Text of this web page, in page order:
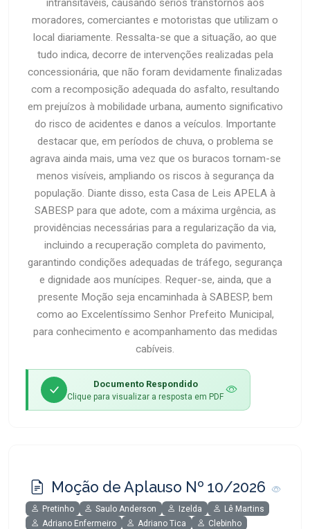
intransitáveis, causando sérios transtornos aos
moradores, comerciantes e motoristas que utilizam o
local diariamente. Ressalta-se que a situação, ao que
tudo indica, decorre de intervenções realizadas pela
concessionária, que não foram devidamente finalizadas
com a recomposição adequada do asfalto, resultando
em prejuízos à mobilidade urbana, aumento significativo
do risco de acidentes e danos a veículos. Importante
destacar que, em períodos de chuva, o problema se
agrava ainda mais, uma vez que os buracos tornam-se
menos visíveis, ampliando os riscos à segurança da
população. Diante disso, esta Casa de Leis APELA à
SABESP para que adote, com a máxima urgência, as
providências necessárias para a regularização da via,
incluindo a recuperação completa do pavimento,
garantindo condições adequadas de tráfego, segurança
e dignidade aos munícipes. Requer-se, ainda, que a
presente Moção seja encaminhada à SABESP, bem
como ao Excelentíssimo Senhor Prefeito Municipal,
para conhecimento e acompanhamento das medidas
cabíveis.
Documento Respondido
Clique para visualizar a resposta em PDF
Moção de Aplauso Nº 10/2026
Pretinho Saulo Anderson Izelda
Lê Martins
Adriano Enfermeiro
Adriano Tica
Clebinho